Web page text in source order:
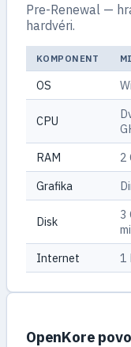
Pre-Renewal —
hardvéri.
KOMPONENT
OS
CPU
RAM 2
Grafika
Disk
3
Internet
1
OpenKore